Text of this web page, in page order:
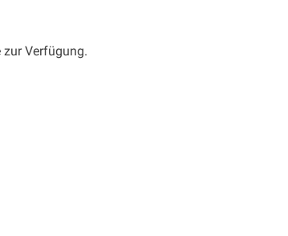
Verfügung.